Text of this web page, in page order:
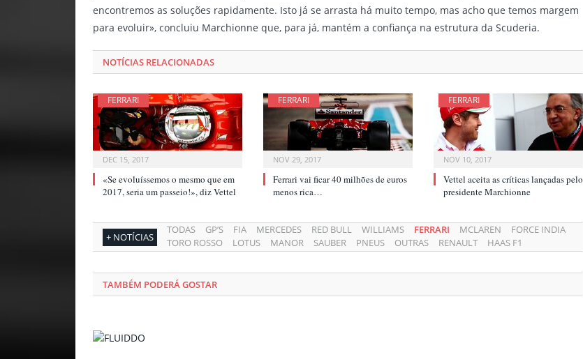
encontremos as soluções rapidamente. Isto já se arrasta há muito tempo, mas acho que temos margem
para evoluir», concluiu Marchionne que, para já, mantém a confiança na estrutura da Scuderia.
NOTÍCIAS RELACIONADAS
FERRARI
DEC 15, 2017
«Se evoluíssemos o mesmo que em
2017, seria um passeio!», diz Vettel
FERRARI
NOV 29, 2017
Ferrari vai ficar 40 milhões de euros
menos rica…
FERRARI
NOV 10, 2017
Vettel aceita as críticas lançadas pelo
presidente Marchionne
+ NOTÍCIAS
TODAS GP’S FIA MERCEDES RED BULL WILLIAMS FERRARI MCLAREN
FORCE INDIA
TORO ROSSO
LOTUS MANOR SAUBER PNEUS OUTRAS RENAULT HAAS F1
TAMBÉM PODERÁ GOSTAR